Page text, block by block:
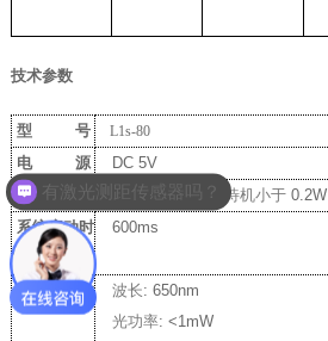
技术参数
型 号 L1s-80
电 源
DC 5V
功 耗
20Hz 时 0.5W ，待机小于0.2W
系统启动时
间
600ms
光器件参数 波长: 650nm
光功率: <1mW
有激光测距传感器吗？
有激光测距模块吗